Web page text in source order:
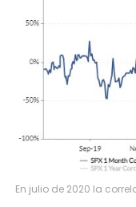
En julio de 2020 la